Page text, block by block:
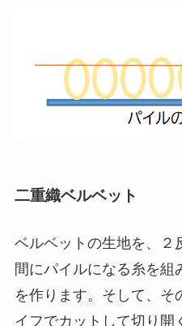
二重織ベルベット
ベルベットの生地を、２
間にパイルになる糸を組
を作ります。そして、そ
イフでカットして切り開